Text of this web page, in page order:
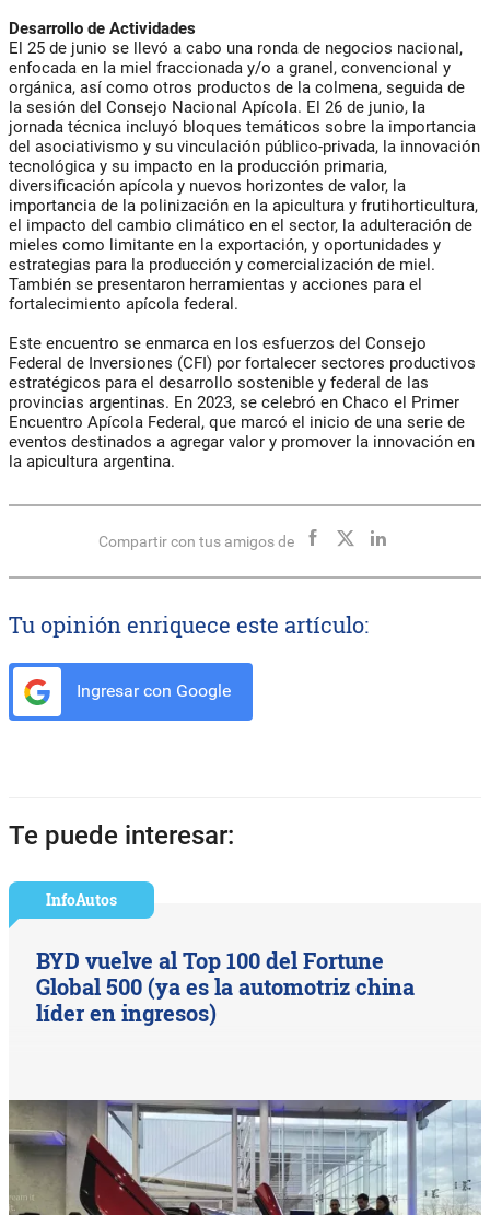
Desarrollo de Actividades
El 25 de junio se llevó a cabo una ronda de negocios nacional,
enfocada en la miel fraccionada y/o a granel, convencional y
orgánica, así como otros productos de la colmena, seguida de
la sesión del Consejo Nacional Apícola. El 26 de junio, la
jornada técnica incluyó bloques temáticos sobre la importancia
del asociativismo y su vinculación público-privada, la innovación
tecnológica y su impacto en la producción primaria,
diversificación apícola y nuevos horizontes de valor, la
importancia de la polinización en la apicultura y frutihorticultura,
el impacto del cambio climático en el sector, la adulteración de
mieles como limitante en la exportación, y oportunidades y
estrategias para la producción y comercialización de miel.
También se presentaron herramientas y acciones para el
fortalecimiento apícola federal.
Este encuentro se enmarca en los esfuerzos del Consejo
Federal de Inversiones (CFI) por fortalecer sectores productivos
estratégicos para el desarrollo sostenible y federal de las
provincias argentinas. En 2023, se celebró en Chaco el Primer
Encuentro Apícola Federal, que marcó el inicio de una serie de
eventos destinados a agregar valor y promover la innovación en
la apicultura argentina.
Compartir con tus amigos de
Tu opinión enriquece este artículo:
Ingresar con Google
Te puede interesar:
InfoAutos
BYD vuelve al Top 100 del Fortune
Global 500 (ya es la automotriz china
líder en ingresos)